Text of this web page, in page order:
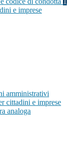
e imprese
amministrativi
cittadini e imprese
analoga